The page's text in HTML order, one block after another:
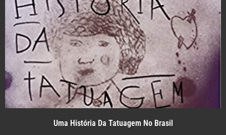
Uma História Da Tatuagem No Brasil